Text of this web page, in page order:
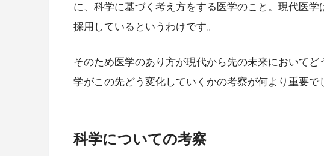
に、科学に基づく考え方をする医学のこと。現代医
採用しているというわけです。
そのため医学のあり方が現代から先の未来において
学がこの先どう変化していくかの考察が何より重要で
科学についての考察